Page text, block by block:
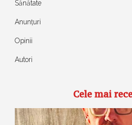
Sănătate
Anunțuri
Opinii
Autori
Cele mai